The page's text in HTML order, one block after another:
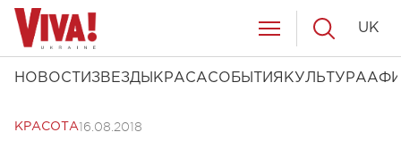
НОВОСТИ ЗВЕЗДЫ КРАСАСОБЫТИЯ КУЛЬТУРА
UK
КРАСОТА16.08.2018